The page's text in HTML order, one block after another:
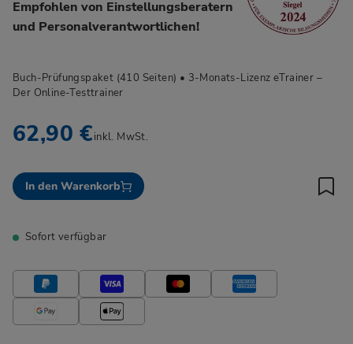
Empfohlen von Einstellungsberatern
und Personalverantwortlichen!
Buch-Prüfungspaket (410 Seiten) • 3-Monats-Lizenz eTrainer –
Der Online-Testtrainer
62,90 €inkl. MwSt.
In den Warenkorb
Sofort verfügbar